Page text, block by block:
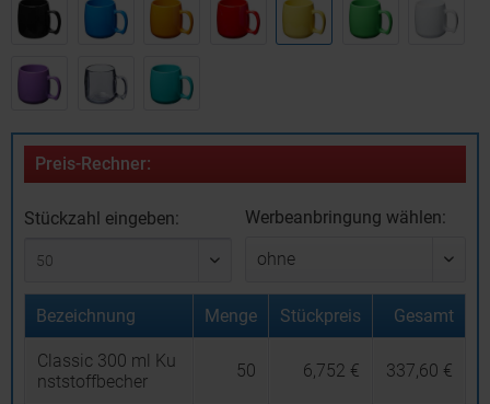
Preis-Rechner:
Stückzahl eingeben: Werbeanbringung wählen:
Bezeichnung Menge Stückpreis Gesamt
Classic 300 ml Ku
nststoffbecher
50 6,752 € 337,60 €